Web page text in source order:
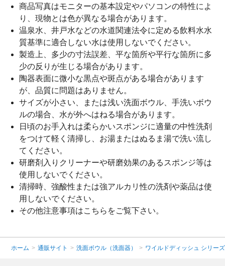
商品写真はモニターの基本設定やパソコンの特性によ
り、現物とは色が異なる場合があります。
温泉水、井戸水などの水道関連法令に定める飲料水水
質基準に適合しない水は使用しないでください。
製造上、多少の寸法誤差、平な箇所や平行な箇所に多
少の反りが生じる場合があります。
陶器表面に微小な黒点や斑点がある場合があります
が、品質に問題はありません。
サイズが小さい、または浅い洗面ボウル、手洗いボウ
ルの場合、水が外へはねる場合があります。
日頃のお手入れは柔らかいスポンジに適量の中性洗剤
をつけて軽く清掃し、お湯またはぬるま湯で洗い流し
てください。
研磨剤入りクリーナーや研磨効果のあるスポンジ等は
使用しないでください。
清掃時、強酸性または強アルカリ性の洗剤や薬品は使
用しないでください。
その他注意事項はこちら をご覧下さい。
ホーム > 通販サイト > 洗面ボウル（洗面器） > ワイルドディッシュ シリーズ